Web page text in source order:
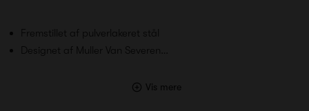
Fremstillet af pulverlakeret stål
Designet af Muller Van Severen…
Vis mere